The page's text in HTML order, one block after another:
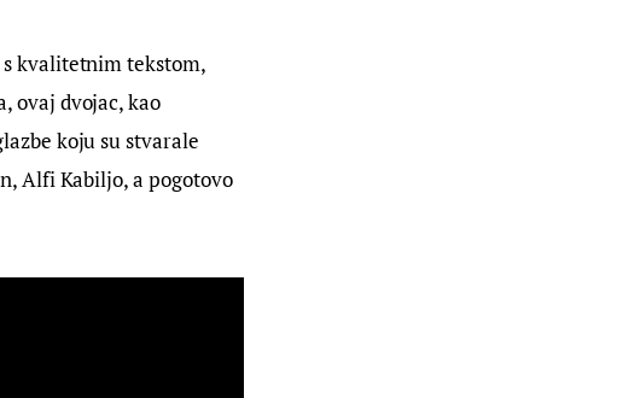
s kvalitetnim tekstom,
ovaj dvojac, kao
koju su stvarale
Alfi Kabiljo, a pogotovo